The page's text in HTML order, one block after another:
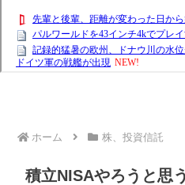
ホーム 株、投資信託
積立NISAやろうと思